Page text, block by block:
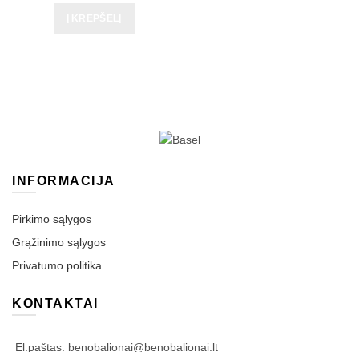
INFORMACIJA
Pirkimo sąlygos
Grąžinimo sąlygos
Privatumo politika
KONTAKTAI
El.paštas: benobalionai@benobalionai.lt